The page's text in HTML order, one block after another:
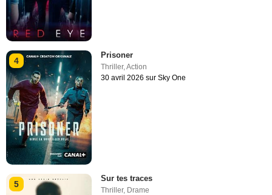
4
Prisoner
Thriller,Action
30 avril 2026 sur Sky One
5
Sur tes traces
Thriller, Drame